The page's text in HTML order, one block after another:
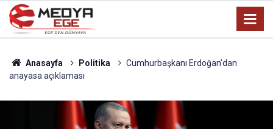
Anasayfa Politika
Cumhurbaşkanı Erdoğan’dan
anayasa açıklaması